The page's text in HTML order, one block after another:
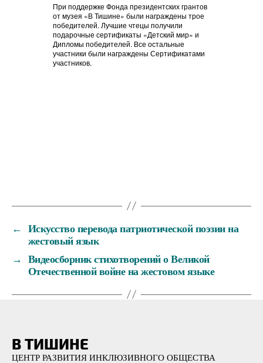
При поддержке Фонда президентских грантов
от музея «В Тишине» были награждены трое
победителей. Лучшие чтецы получили
подарочные сертификаты «Детский мир» и
Дипломы победителей. Все остальные
участники были награждены Сертификатами
участников.
←
Искусство перевода патриотической поэзии на
жестовый язык
→
Видеосборник стихотворений о Великой
Отечественной войне на жестовом языке
В ТИШИНЕ
ЦЕНТР РАЗВИТИЯ ИНКЛЮЗИВНОГО ОБЩЕСТВА